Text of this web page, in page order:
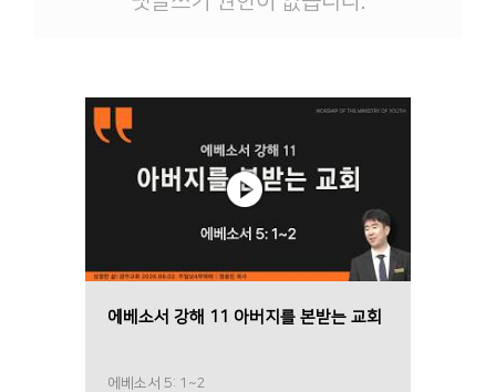
에베소서 강해 11 아버지를 본받는 교회
에베소서 5: 1~2